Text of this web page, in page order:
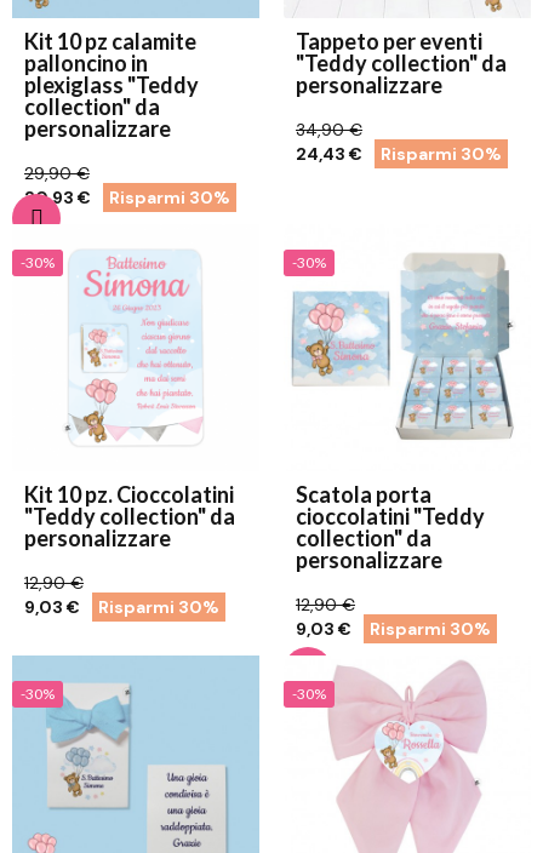
Kit 10 pz calamite
palloncino in
plexiglass "Teddy
collection" da
personalizzare
29,90 €
20,93 €
Risparmi 30%
Tappeto per eventi
"Teddy collection" da
personalizzare
34,90 €
24,43 €
Risparmi 30%
-30%
Kit 10 pz. Cioccolatini
"Teddy collection" da
personalizzare
12,90 €
9,03 €
Risparmi 30%
-30%
Scatola porta
cioccolatini "Teddy
collection" da
personalizzare
12,90 €
9,03 €
Risparmi 30%
-30% -30%